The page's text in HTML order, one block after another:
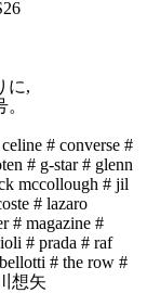
に,
# converse #
# g-star # glenn
mccollough # jil
# lazaro
# magazine #
# prada # raf
# the row #
想矢